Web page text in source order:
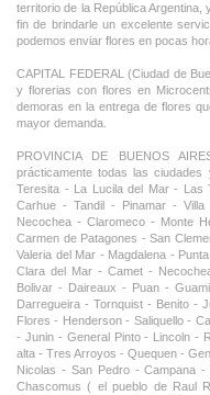
territorio de la República
fin de brindarle un excelente
podemos enviar flores en pocas
CAPITAL FEDERAL (Ciudad de
y florerias con flores en
demoras en la entrega de flores
mayor demanda.
PROVINCIA DE BUENOS
prácticamente todas las
Teresita - La Lucila del Mar -
Carhue - Tandil - Pinamar -
Necochea - Claromeco - Monte
Carmen de Patagones - San
Valeria del Mar - Magdalena -
Clara del Mar - Camet -
Bolivar - Daireaux - Puan -
Darregueira - Tornquist - Benito -
Flores - Henderson - Saliquello -
- Junin - General Pinto - Lincoln -
alta - Tres Arroyos - Quequen -
Nicolas - San Pedro - Campana
Chascomus ( el pueblo de Raul